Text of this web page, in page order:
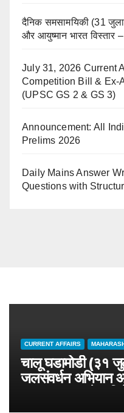
दैनिक समसामयिकी (31
और आयुष्मान भारत विस्तार –
July 31, 2026 Current
Competition Bill & Ex-
(UPSC GS 2 & GS 3)
Announcement: All
Prelims 2026
Daily Mains Answer
Questions with
CURRENT AFFAIRS
चालू घडामोडी (३१
जलसंवर्धन अभियान